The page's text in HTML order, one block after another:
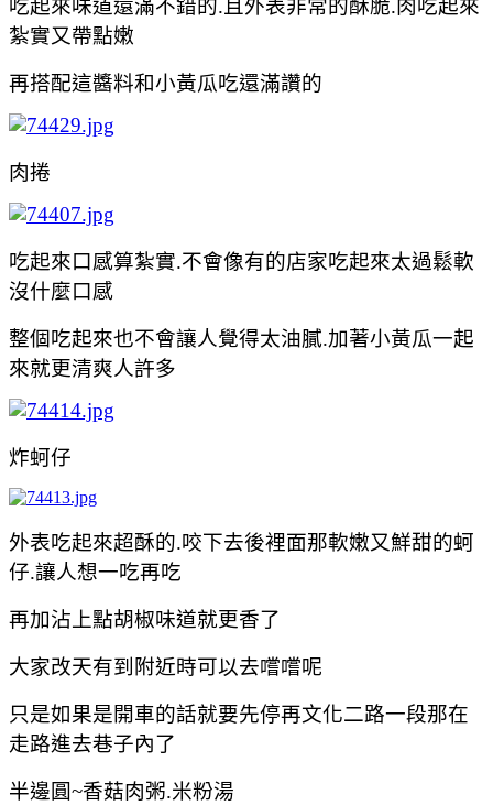
吃起來味道還滿不錯的.且外表非常的酥脆.肉吃起來
紮實又帶點嫩
再搭配這醬料和小黃瓜吃還滿讚的
肉捲
吃起來口感算紮實.不會像有的店家吃起來太過鬆軟
沒什麼口感
整個吃起來也不會讓人覺得太油膩.加著小黃瓜一起
來就更清爽人許多
炸蚵仔
外表吃起來超酥的.咬下去後裡面那軟嫩又鮮甜的蚵
仔.讓人想一吃再吃
再加沾上點胡椒味道就更香了
大家改天有到附近時可以去嚐嚐呢
只是如果是開車的話就要先停再文化二路一段那在
走路進去巷子內了
半邊圓~香菇肉粥.米粉湯